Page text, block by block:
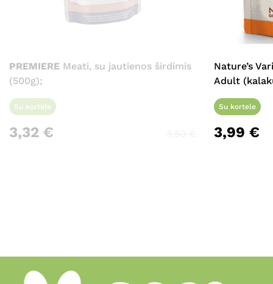
PREMIERE Meati, su jautienos širdimis
(500g);
Su kortele
3,32 €
Nature’s
Adult
Su kortele
3,99 €